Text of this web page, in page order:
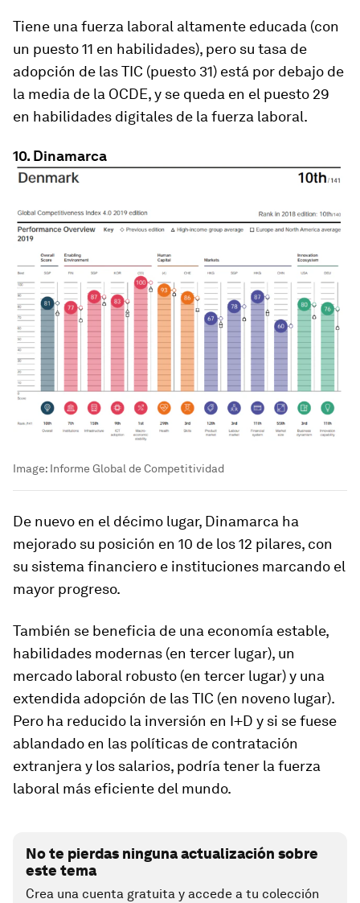
Tiene una fuerza laboral altamente educada (con
un puesto 11 en habilidades), pero su tasa de
adopción de las TIC (puesto 31) está por debajo de
la media de la OCDE, y se queda en el puesto 29
en habilidades digitales de la fuerza laboral.
10. Dinamarca
Image: Informe Global de Competitividad
De nuevo en el décimo lugar, Dinamarca ha
mejorado su posición en 10 de los 12 pilares, con
su sistema financiero e instituciones marcando el
mayor progreso.
También se beneficia de una economía estable,
habilidades modernas (en tercer lugar), un
mercado laboral robusto (en tercer lugar) y una
extendida adopción de las TIC (en noveno lugar).
Pero ha reducido la inversión en I+D y si se fuese
ablandado en las políticas de contratación
extranjera y los salarios, podría tener la fuerza
laboral más eficiente del mundo.
No te pierdas ninguna actualización sobre
este tema
Crea una cuenta gratuita y accede a tu colección